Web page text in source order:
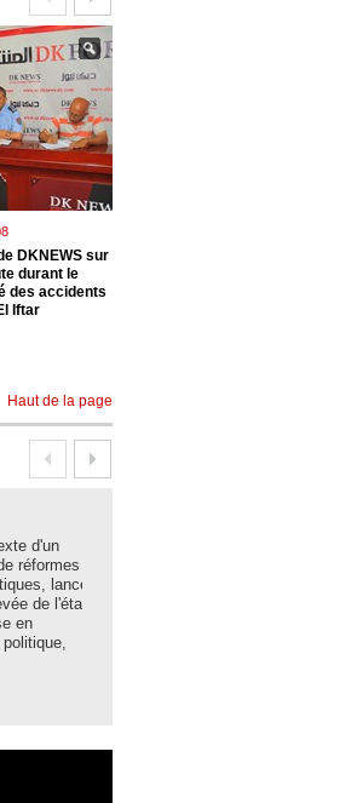
DKNEWS sur
durant le
des accidents
Iftar
Haut de la page
d'un
réformes
lancé
de l'état
en